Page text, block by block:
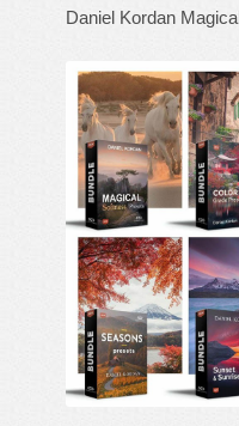
Daniel Kordan